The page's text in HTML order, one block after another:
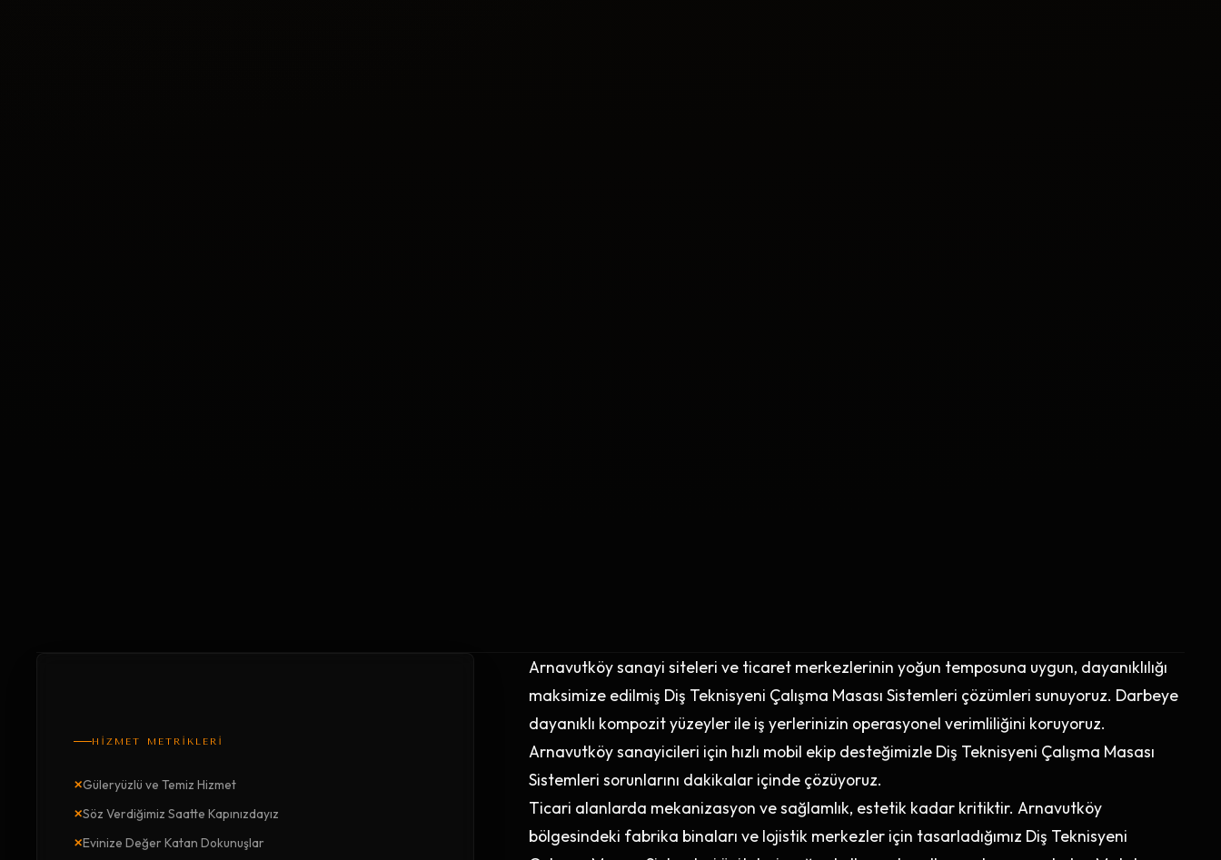
HİZMET METRİKLERİ
×Güleryüzlü ve Temiz Hizmet
×Söz Verdiğimiz Saatte Kapınızdayız
×Evinize Değer Katan Dokunuşlar
Arnavutköy sanayi siteleri ve ticaret merkezlerinin yoğun temposuna uygun, dayanıklılığı
maksimize edilmiş Diş Teknisyeni Çalışma Masası Sistemleri çözümleri sunuyoruz. Darbeye
dayanıklı kompozit yüzeyler ile iş yerlerinizin operasyonel verimliliğini koruyoruz.
Arnavutköy sanayicileri için hızlı mobil ekip desteğimizle Diş Teknisyeni Çalışma Masası
Sistemleri sorunlarını dakikalar içinde çözüyoruz.
Ticari alanlarda mekanizasyon ve sağlamlık, estetik kadar kritiktir. Arnavutköy
bölgesindeki fabrika binaları ve lojistik merkezler için tasarladığımız Diş Teknisyeni